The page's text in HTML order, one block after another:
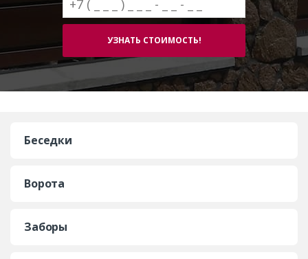
Беседки
Ворота
Заборы